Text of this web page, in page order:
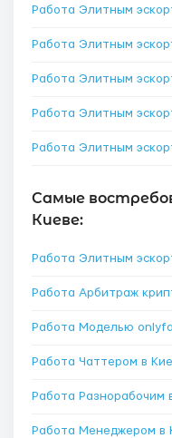
Работа Элитным
Работа Элитным
Работа Элитным
Работа Элитным
Работа Элитным
Самые
Киеве:
Работа Элитным
Работа Арбитраж
Работа Моделью
Работа Чаттером в
Работа Разнорабочим
Работа Менеджером в